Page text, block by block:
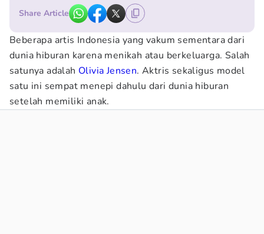
Share Article
Beberapa artis Indonesia yang vakum sementara dari
dunia hiburan karena menikah atau berkeluarga. Salah
satunya adalah Olivia Jensen. Aktris sekaligus model
satu ini sempat menepi dahulu dari dunia hiburan
setelah memiliki anak.